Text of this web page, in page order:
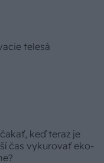
telesá
keď teraz je
čas vykurovať eko-